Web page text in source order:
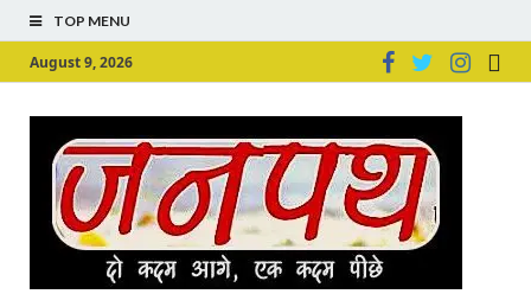
TOP MENU
August 9, 2026